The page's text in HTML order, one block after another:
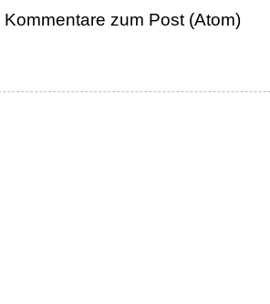
Kommentare zum Post (Atom)